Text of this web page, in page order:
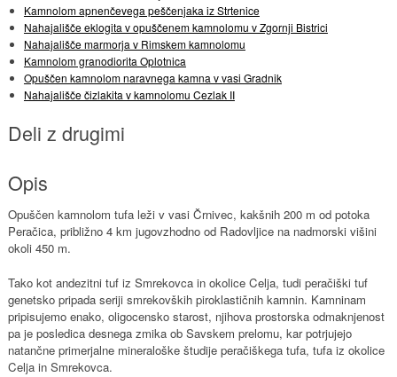
Kamnolom apnenčevega peščenjaka iz Strtenice
Nahajališče eklogita v opuščenem kamnolomu v Zgornji Bistrici
Nahajališče marmorja v Rimskem kamnolomu
Kamnolom granodiorita Oplotnica
Opuščen kamnolom naravnega kamna v vasi Gradnik
Nahajališče čizlakita v kamnolomu Cezlak II
Deli z drugimi
Opis
Opuščen kamnolom tufa leži v vasi Črnivec, kakšnih 200 m od potoka
Peračica, približno 4 km jugovzhodno od Radovljice na nadmorski višini
okoli 450 m.
Tako kot andezitni tuf iz Smrekovca in okolice Celja, tudi peračiški tuf
genetsko pripada seriji smrekovških piroklastičnih kamnin. Kamninam
pripisujemo enako, oligocensko starost, njihova prostorska odmaknjenost
pa je posledica desnega zmika ob Savskem prelomu, kar potrjujejo
natančne primerjalne mineraloške študije peračiškega tufa, tufa iz okolice
Celja in Smrekovca.